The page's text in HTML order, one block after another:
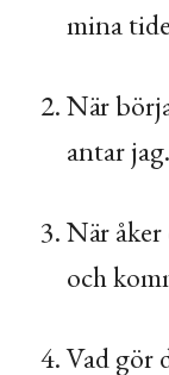
mina
När
antar jag.
När
och
Vad gör